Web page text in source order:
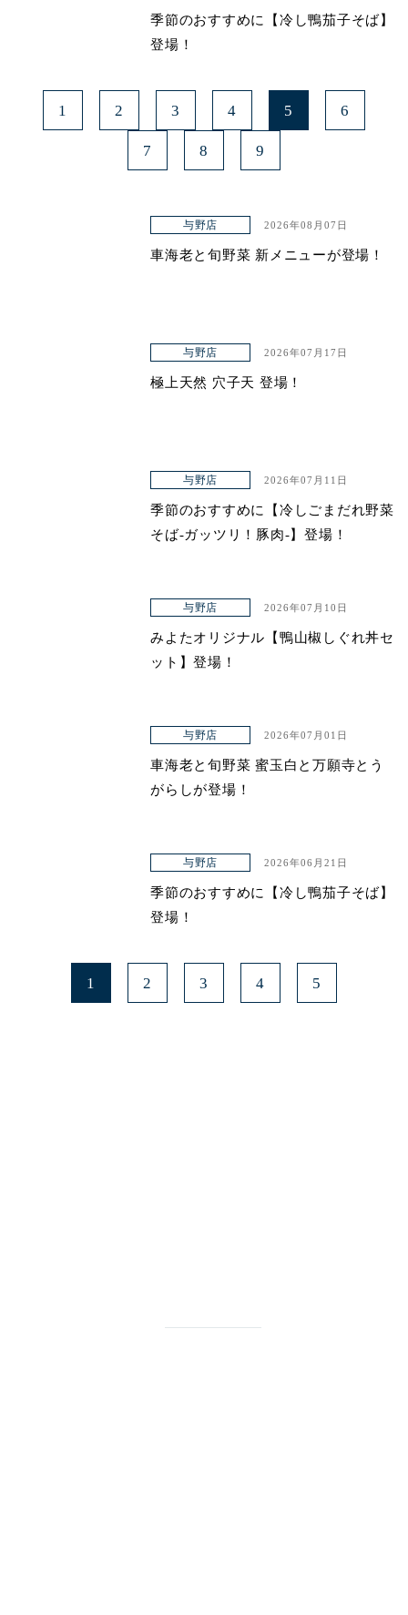
季節のおすすめに【冷し鴨茄子そば】
登場！
1 2 3 4 5 6
7 8 9
与野店 2026年08月07日
車海老と旬野菜 新メニューが登場！
与野店 2026年07月17日
極上天然 穴子天 登場！
与野店 2026年07月11日
季節のおすすめに【冷しごまだれ野菜
そば-ガッツリ！豚肉-】登場！
与野店 2026年07月10日
みよたオリジナル【鴨山椒しぐれ丼セ
ット】登場！
与野店 2026年07月01日
車海老と旬野菜 蜜玉白と万願寺とう
がらしが登場！
与野店 2026年06月21日
季節のおすすめに【冷し鴨茄子そば】
登場！
1 2 3 4 5